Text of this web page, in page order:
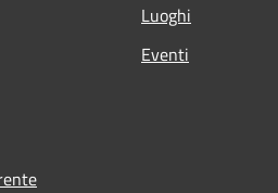
Luoghi
Eventi